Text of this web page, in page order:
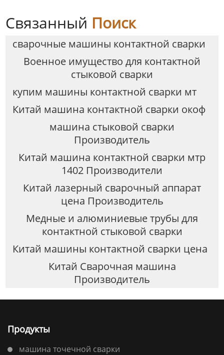
Связанный Поиск
сварочные машины контактной сварки
Военное имущество для контактной
стыковой сварки
купим машины контактной сварки мт
Китай машина контактной сварки окоф
машина стыковой сварки
Производитель
Китай машина контактной сварки мтр
1402 Производители
Китай лазерный сварочный аппарат
цена Производитель
Медные и алюминиевые трубы для
контактной стыковой сварки
Китай машины контактной сварки цена
Китай Сварочная машина
Производитель
Продукты
машина точечной сварки